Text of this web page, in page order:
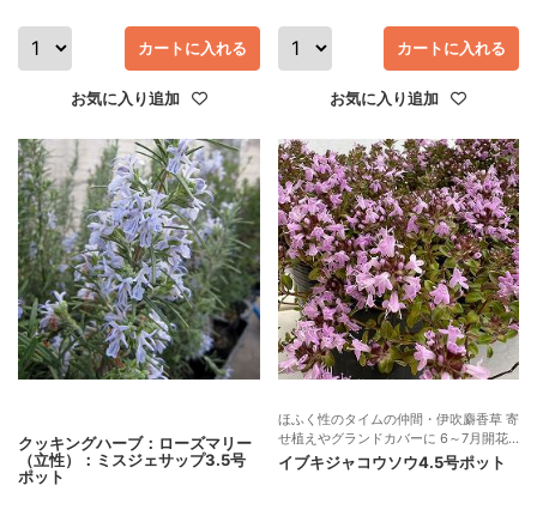
カートに入れる
お気に入り追加
カートに入れる
お気に入り追加
クッキングハーブ：ローズマリー
（立性）：ミスジェサップ3.5号
ポット
ほふく性のタイムの仲間・伊吹麝香草 寄
せ植えやグランドカバーに 6～7月開花
多年草 和ハーブ
イブキジャコウソウ4.5号ポット